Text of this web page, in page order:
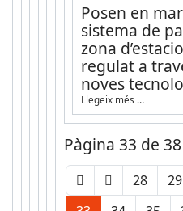
Posen en
sistema de
zona
regulat a
noves
Llegeix més …
Pàgina 33 de 38
28 29